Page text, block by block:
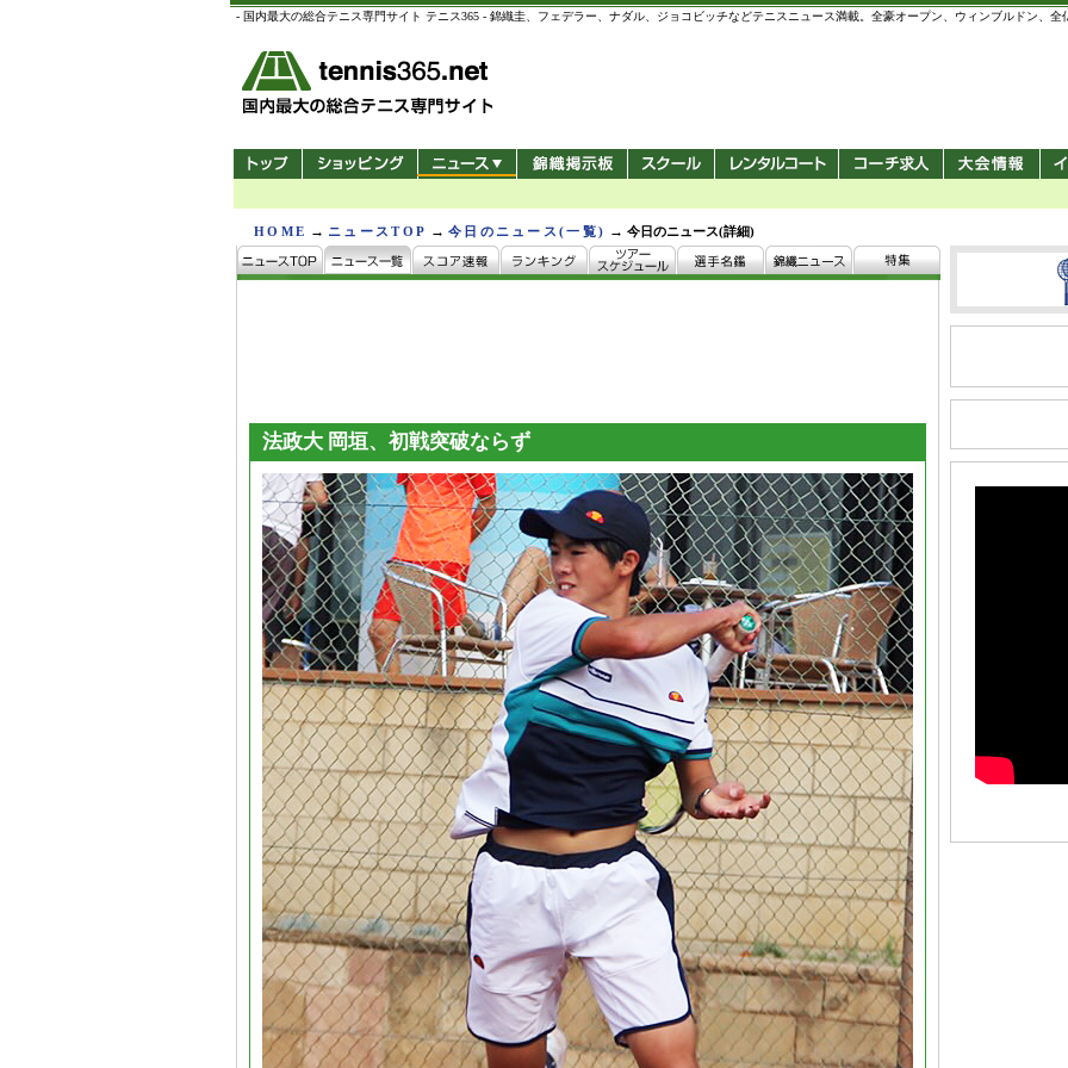
- 国内最大の総合テニス専門サイト テニス365 - 錦織圭、フェデラー、ナダル、ジョコビッチなどテニスニュース満載。全豪オープン、ウィンブルドン、全
HOME → ニュースTOP →今日のニュース(一覧) →今日のニュース(詳細)
法政大 岡垣、初戦突破ならず